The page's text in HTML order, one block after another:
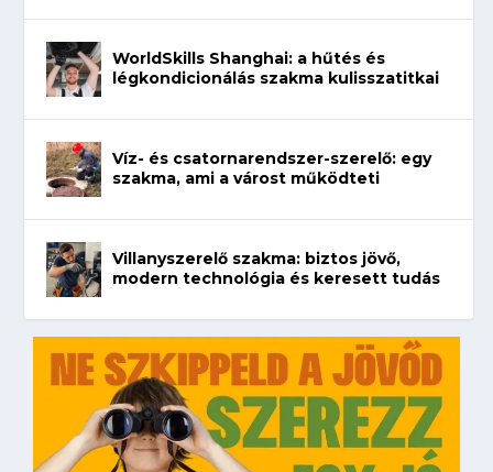
WorldSkills Shanghai: a hűtés és
légkondicionálás szakma kulisszatitkai
Víz- és csatornarendszer-szerelő: egy
szakma, ami a várost működteti
Villanyszerelő szakma: biztos jövő,
modern technológia és keresett tudás